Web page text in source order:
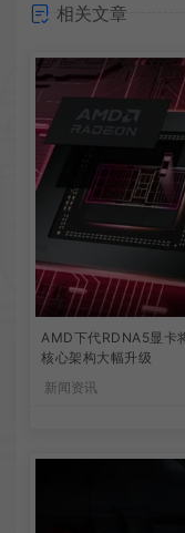
相关文章
AMD下代RDNA5显卡
核心架构大幅升级
新闻资讯